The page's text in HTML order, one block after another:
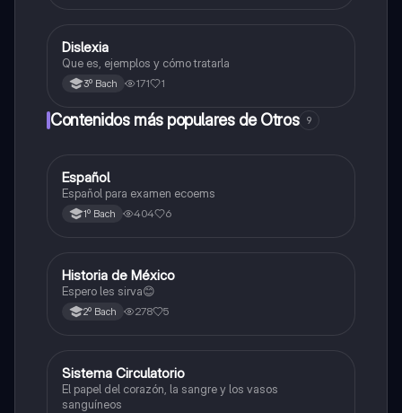
Otros
Dislexia
Que es, ejemplos y cómo tratarla
3º Bach 171 1
Contenidos más populares de Otros 9
Otros
Español
Español para examen ecoems
1º Bach 404 6
Otros
Historia de México
Espero les sirva😊
2º Bach 278 5
Otros
Sistema Circulatorio
El papel del corazón, la sangre y los vasos
sanguíneos